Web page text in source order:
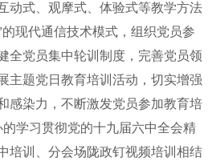
动式、观摩式、体验式等教学方法
现代通信技术模式，组织党员参
全党员集中轮训制度，完善党员领
主题党日教育培训活动，切实增强
感染力，不断激发党员参加教育培
学习贯彻党的十九届六中全会精
培训、分会场陇政钉视频培训相结